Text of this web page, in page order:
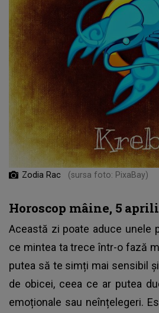
Zodia Rac (sursa foto: PixaBay)
Horoscop mâine, 5
Această zi poate aduce unele
ce mintea ta trece într-o fază
putea să te simți mai sensibil
de obicei, ceea ce ar putea
emoționale sau neînțelegeri.